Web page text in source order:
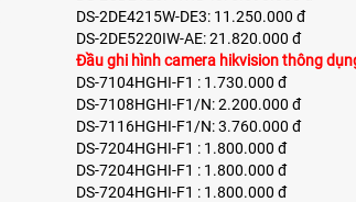
DS-2DE4215W-DE3: 11.250.000 đ
DS-2DE5220IW-AE: 21.820.000 đ
Đầu ghi hình camera hikvision thông
DS-7104HGHI-F1 : 1.730.000 đ
DS-7108HGHI-F1/N: 2.200.000 đ
DS-7116HGHI-F1/N: 3.760.000 đ
DS-7204HGHI-F1 : 1.800.000 đ
DS-7204HGHI-F1 : 1.800.000 đ
DS-7204HGHI-F1 : 1.800.000 đ